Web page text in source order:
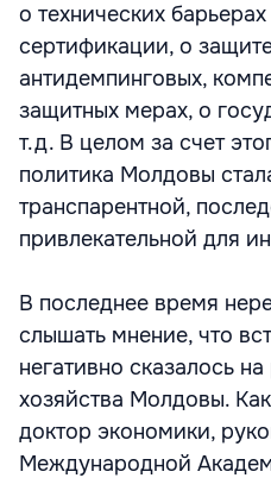
о технических
сертификации, о
антидемпинговых,
защитных мерах, о
т.д. В целом за счет
политика Молдовы
транспарентной,
привлекательной для
В последнее время
слышать мнение, что
негативно сказалось
хозяйства Молдовы.
доктор экономики,
Международной